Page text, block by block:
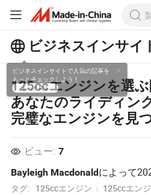
ビジネスインサイ
ビジネスインサイトで人気
もっとチェックしよう！
もっと見る
125ccエンジンを選
あなたのライディン
完璧なエンジンを見
ビュー: 7
Bayleigh Macdonaldによって
タグ: 125ccエンジン 125ccエン